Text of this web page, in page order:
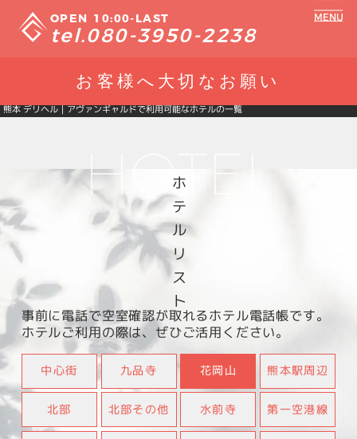
熊本 デリヘル｜アヴァンギャルドで利用可能なホテルの一覧
10:00-LAST
080-3950-2238
お客様へ大切なお願い
H OT E
ホテルリスト
事前に電話で空室確認が取れるホテル電話帳です。
ホテルご利用の際は、ぜひご活用ください。
中心街 九品寺 花岡山 熊本駅周辺
北部 北部その他 水前寺 第一空港線